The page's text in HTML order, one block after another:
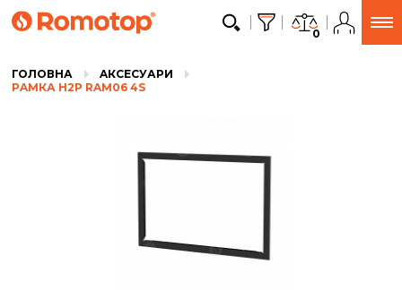
0
ГОЛОВНА
AКСЕСУАРИ
РAМКА H2P RAM06 4S